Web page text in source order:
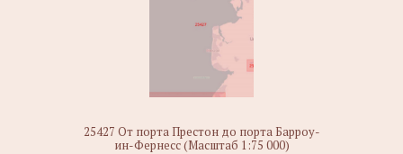
25427 От порта Престон до порта Барроу-
ин-Фернесс (Масштаб 1:75 000)